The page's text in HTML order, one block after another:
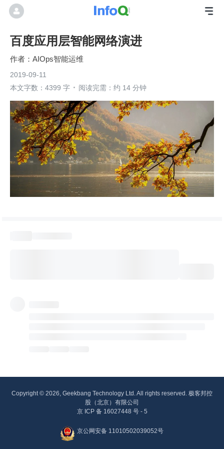
百度应用层智能网络演进
AIOps智能运维
2019-09-11
本文字数：4399 字
阅读完需：约 14 分钟
Copyright © 2026, Geekbang Technology Ltd. All rights reserved. 极客邦控
股（北京）有限公司
京 ICP 备 16027448 号 - 5
京公网安备 11010502039052号